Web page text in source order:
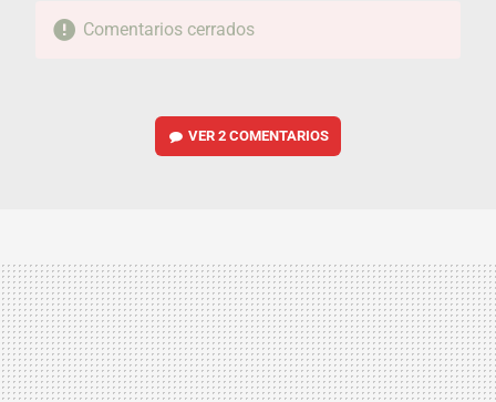
Comentarios cerrados
VER2 COMENTARIOS